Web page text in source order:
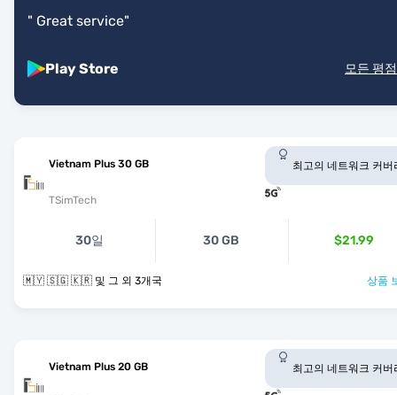
" Great service"
Play Store 모든 평
Vietnam Plus 30 GB
TSimTech
최고의 네트워크 커버
30일 30 GB $21.99
🇲🇾 🇸🇬 🇰🇷 및 그 외 3개국 상품
Vietnam Plus 20 GB 최고의 네트워크 커버